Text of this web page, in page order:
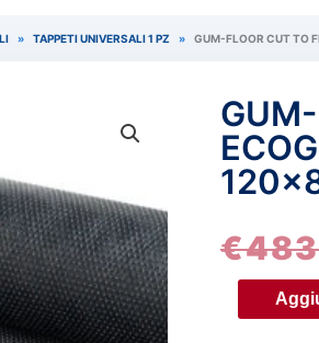
» TAPPETI UNIVERSALI 1 PZ » GUM-FLOOR CUT TO
€
Gum-
Floor
cut
to
tappeto
ecogomma